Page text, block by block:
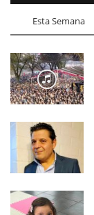
Esta Semana